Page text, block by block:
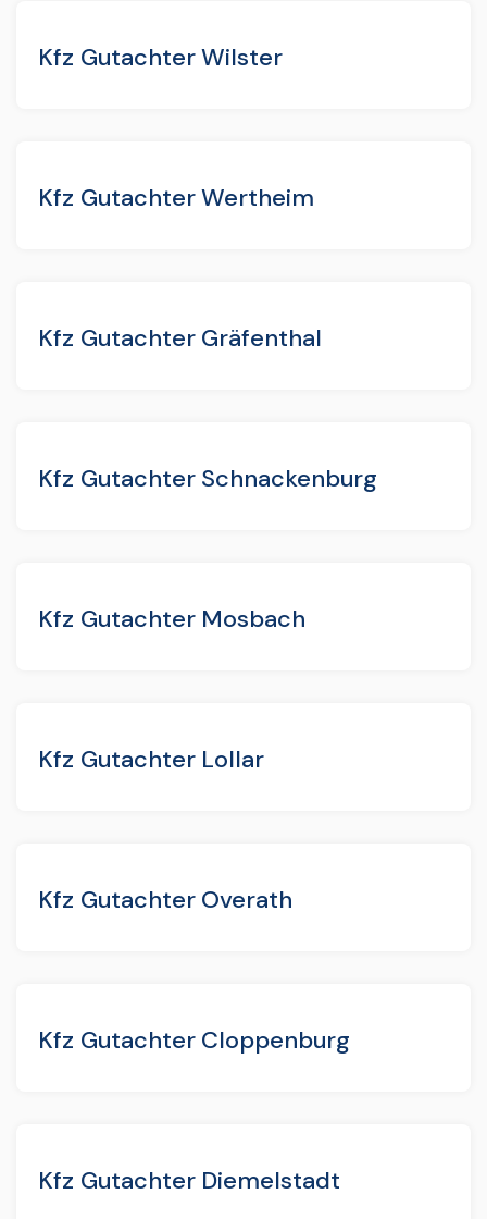
Kfz Gutachter Wilster
Kfz Gutachter Wertheim
Kfz Gutachter Gräfenthal
Kfz Gutachter Schnackenburg
Kfz Gutachter Mosbach
Kfz Gutachter Lollar
Kfz Gutachter Overath
Kfz Gutachter Cloppenburg
Kfz Gutachter Diemelstadt